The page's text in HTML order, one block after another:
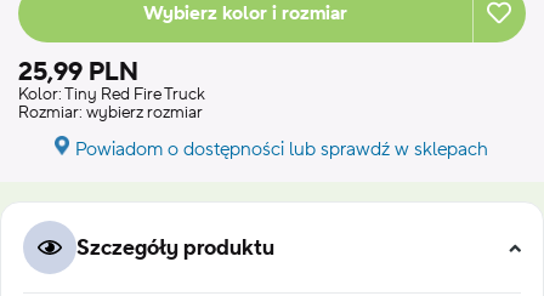
Wybierz kolor i rozmiar
25,99 PLN
Kolor:Tiny Red Fire Truck
Rozmiar: wybierz rozmiar
Powiadom o dostępności lub sprawdź w sklepach
Szczegóły produktu